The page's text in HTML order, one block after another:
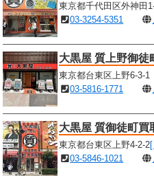
東京都千代田区外神田
03-3254-5351
大黒屋 質上野御徒
東京都台東区上野6-3-1
03-5816-1771
大黒屋 質御徒町買
東京都台東区上野4-2-2
03-5846-1021